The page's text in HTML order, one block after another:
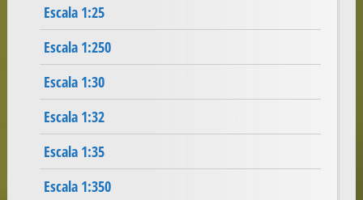
Escala 1:25
Escala 1:250
Escala 1:30
Escala 1:32
Escala 1:35
Escala 1:350